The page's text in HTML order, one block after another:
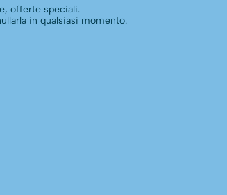
offerte speciali.
in qualsiasi momento.